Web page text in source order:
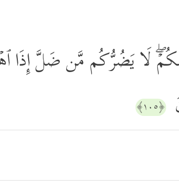
لَا یَضُرُّكُم مَّن ضَلَّ إِذَا
﴿١٠٥﴾